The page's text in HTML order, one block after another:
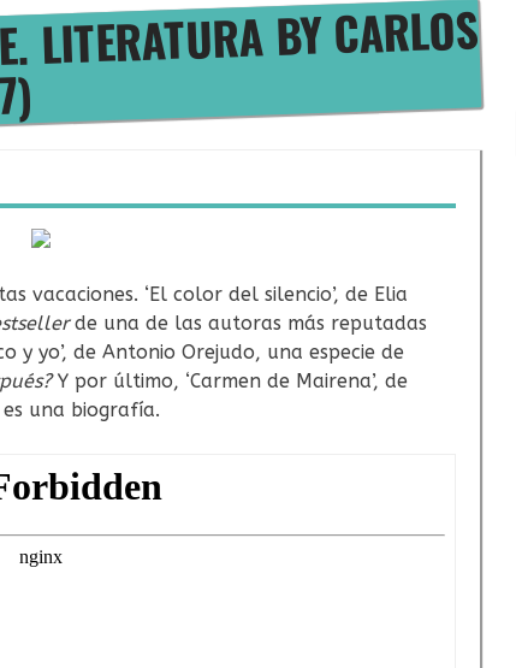
. LITERATURA BY CARLOS
vacaciones. ‘El color del silencio’, de Elia
de una de las autoras más reputadas
y yo’, de Antonio Orejudo, una especie de
Y por último, ‘Carmen de Mairena’, de
una biografía.